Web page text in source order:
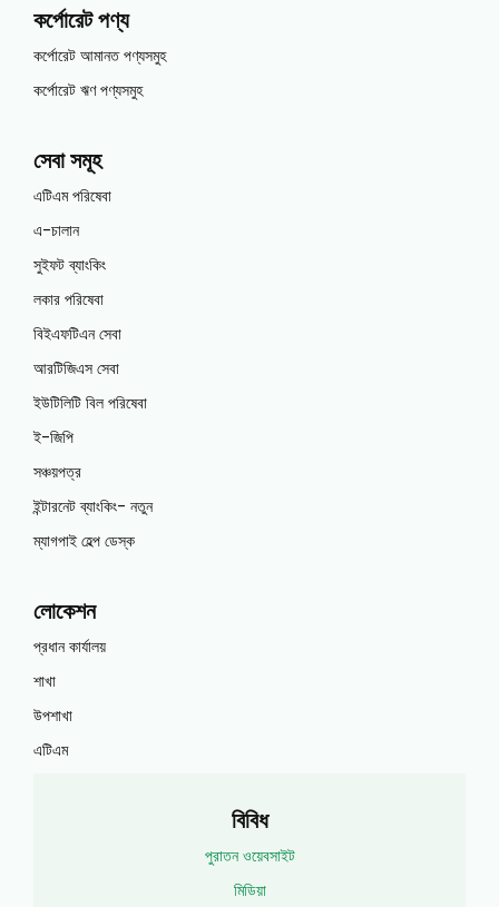
কর্পোরেট পণ্য
কর্পোরেট আমানত পণ্যসমুহ
কর্পোরেট ঋণ পণ্যসমুহ
সেবা সমূহ
এটিএম পরিষেবা
এ-চালান
সুইফট ব্যাংকিং
লকার পরিষেবা
বিইএফটিএন সেবা
আরটিজিএস সেবা
ইউটিলিটি বিল পরিষেবা
ই-জিপি
সঞ্চয়পত্র
ইন্টারনেট ব্যাংকিং- নতুন
ম্যাগপাই হেল্প ডেস্ক
লোকেশন
প্রধান কার্যালয়
শাখা
উপশাখা
এটিএম
বিবিধ
পুরাতন ওয়েবসাইট
মিডিয়া